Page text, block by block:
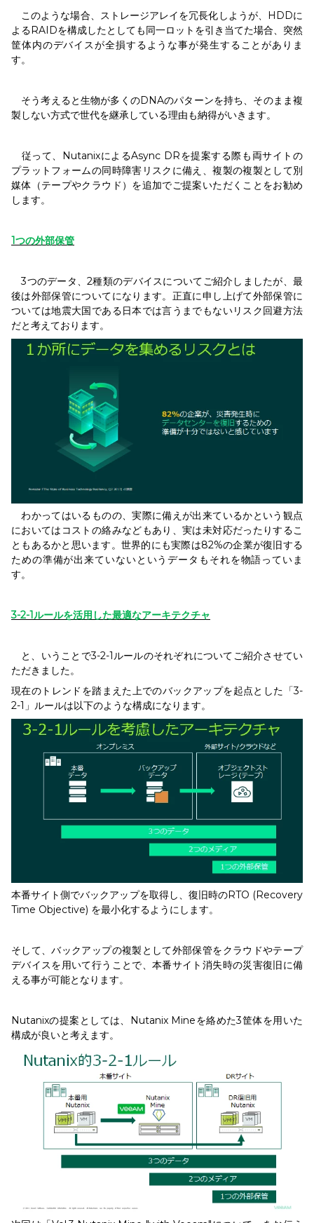
このような場合、ストレージアレイを冗長化しようが、HDDに
よるRAIDを構成したとしても同一ロットを引き当てた場合、突然
筐体内のデバイスが全損するような事が発生することがありま
す。
そう考えると生物が多くのDNAのパターンを持ち、そのまま複
製しない方式で世代を継承している理由も納得がいきます。
従って、NutanixによるAsync DRを提案する際も両サイトの
プラットフォームの同時障害リスクに備え、複製の複製として別
媒体（テープやクラウド）を追加でご提案いただくことをお勧め
します。
1つの外部保管
3つのデータ、2種類のデバイスについてご紹介しましたが、最
後は外部保管についてになります。正直に申し上げて外部保管に
ついては地震大国である日本では言うまでもないリスク回避方法
だと考えております。
わかってはいるものの、実際に備えが出来ているかという観点
においてはコストの絡みなどもあり、実は未対応だったりするこ
ともあるかと思います。世界的にも実際は82%の企業が復旧する
ための準備が出来ていないというデータもそれを物語っていま
す。
3-2-1ルールを活用した最適なアーキテクチャ
と、いうことで3-2-1ルールのそれぞれについてご紹介させてい
ただきました。
現在のトレンドを踏まえた上でのバックアップを起点とした「3-
2-1」ルールは以下のような構成になります。
本番サイト側でバックアップを取得し、復旧時のRTO (Recovery
Time Objective) を最小化するようにします。
そして、バックアップの複製として外部保管をクラウドやテープ
デバイスを用いて行うことで、本番サイト消失時の災害復旧に備
える事が可能となります。
Nutanixの提案としては、Nutanix Mineを絡めた3筐体を用いた
構成が良いと考えます。